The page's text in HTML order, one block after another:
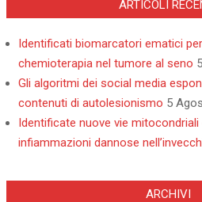
ARTICOLI
Identificati biomarcatori ematici
chemioterapia nel tumore al seno
Gli algoritmi dei social media
contenuti di autolesionismo 5
Identificate nuove vie
infiammazioni dannose
ARCHIVI